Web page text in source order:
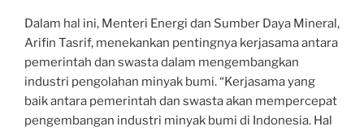
Dalam hal ini, Menteri Energi dan Sumber Daya Mineral,
Arifin Tasrif, menekankan pentingnya kerjasama antara
pemerintah dan swasta dalam mengembangkan
industri pengolahan minyak bumi. “Kerjasama yang
baik antara pemerintah dan swasta akan mempercepat
pengembangan industri minyak bumi di Indonesia. Hal